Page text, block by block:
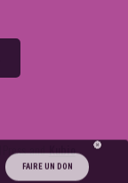
andKubio
FAIRE UN DON